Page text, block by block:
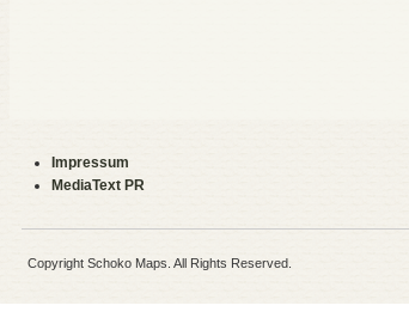
Impressum
MediaText PR
Copyright Schoko Maps. All Rights Reserved.